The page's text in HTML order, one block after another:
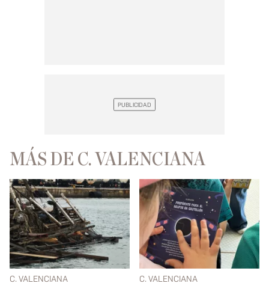
MÁS DE C. VALENCIANA
C. VALENCIANA C. VALENCIANA